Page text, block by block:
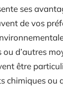
ses
de vos
d’autres
être
chimiques ou